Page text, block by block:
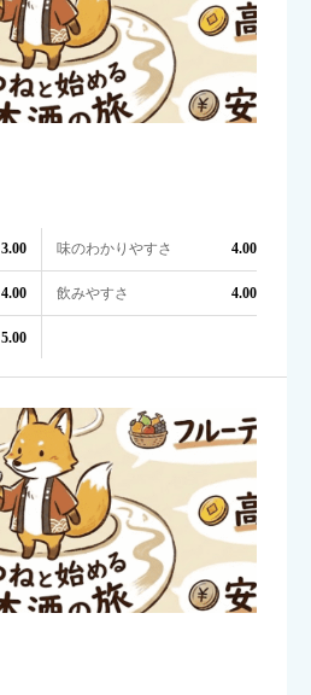
3.00 味のわかりやすさ 4.00
4.00 飲みやすさ 4.00
5.00